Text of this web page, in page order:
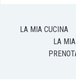
LA MIA CUCINA
LA